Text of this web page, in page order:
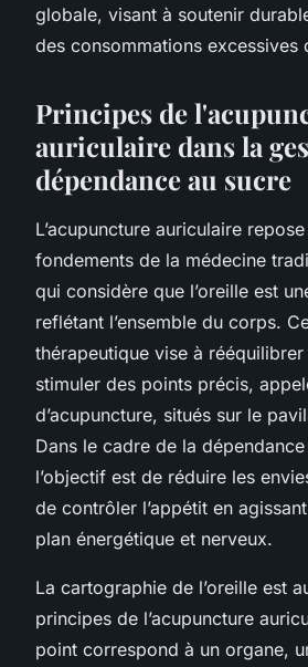
globale, visant à soutenir
des consommations excessives
Principes de
auriculaire dans la
dépendance au sucre
L’acupuncture auriculaire
fondements de la médecine
qui considère que l’oreille est
reflétant l’ensemble du corps.
thérapeutique vise à
stimuler des points précis,
d’acupuncture, situés sur le
Dans le cadre de la
l’objectif est de réduire les
de contrôler l’appétit en
plan énergétique et nerveux.
La cartographie de l’oreille est
principes de l’acupuncture
point correspond à un organe,